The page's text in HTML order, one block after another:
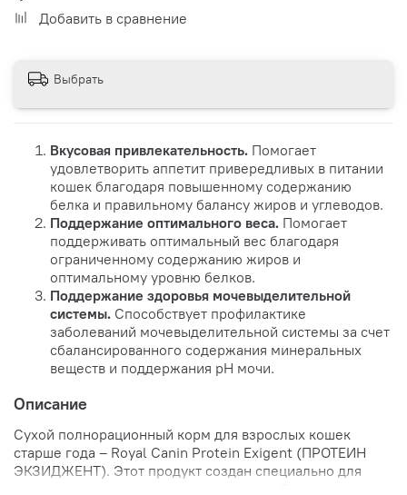
Добавить в сравнение
Выбрать
Вкусовая привлекательность. Помогает
удовлетворить аппетит привередливых в питании
кошек благодаря повышенному содержанию
белка и правильному балансу жиров и углеводов.
Поддержание оптимального веса. Помогает
поддерживать оптимальный вес благодаря
ограниченному содержанию жиров и
оптимальному уровню белков.
Поддержание здоровья мочевыделительной
системы. Способствует профилактике
заболеваний мочевыделительной системы за счет
сбалансированного содержания минеральных
веществ и поддержания рН мочи.
Описание
Сухой полнорационный корм для взрослых кошек
старше года – Royal Canin Protein Exigent (ПРОТЕИН
ЭКЗИДЖЕНТ). Этот продукт создан специально для